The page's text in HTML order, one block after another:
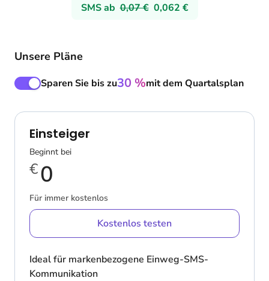
SMS ab 0,07 € 0,062 €
Unsere Pläne
Sparen Sie bis zu30 %mit dem Quartalsplan
Einsteiger
Beginnt bei
€0
Für immer kostenlos
Kostenlos testen
Ideal für markenbezogene Einweg-SMS-
Kommunikation